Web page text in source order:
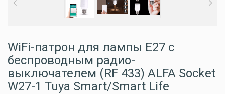
WiFi-патрон для лампы E27 с
беспроводным радио-
выключателем (RF 433) ALFA Socket
W27-1 Tuya Smart/Smart Life